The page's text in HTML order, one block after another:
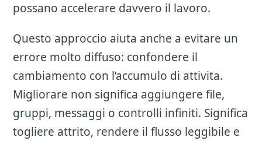
possano accelerare davvero il lavoro.
Questo approccio aiuta anche a evitare un
errore molto diffuso: confondere il
cambiamento con l’accumulo di attivita.
Migliorare non significa aggiungere file,
gruppi, messaggi o controlli infiniti. Significa
togliere attrito, rendere il flusso leggibile e